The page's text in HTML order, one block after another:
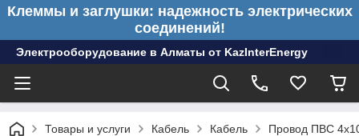
Клеммы и заглушки: надежность электрических
соединений!
Электрооборудование в Алматы от KazInterEnergy
Товары и услуги Кабель Кабель Провод ПВС